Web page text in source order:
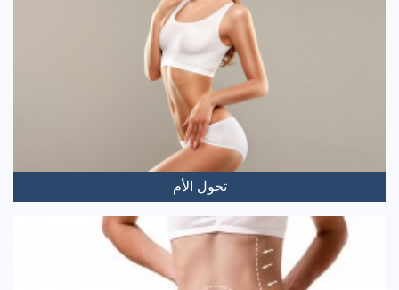
تحول الأم